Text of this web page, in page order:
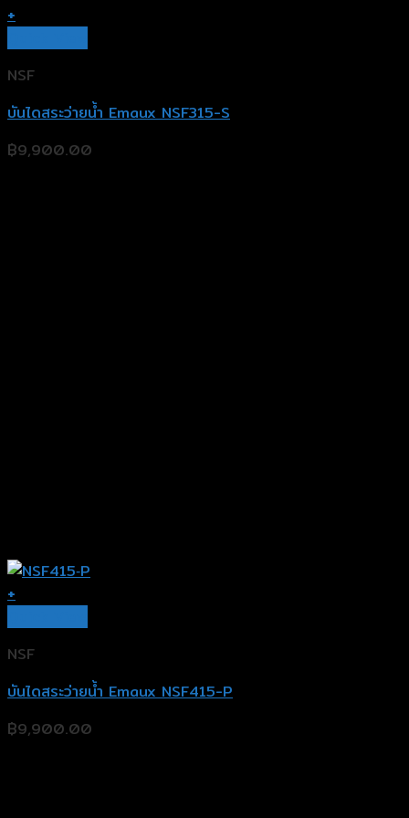
+
NSF
บันไดสระว่ายน้ำ Emaux NSF315-S
฿9,900.00
+
NSF
บันไดสระว่ายน้ำ Emaux NSF415-P
฿9,900.00